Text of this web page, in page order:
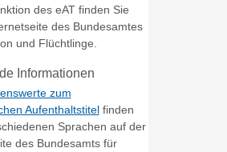
des eAT finden Sie
des Bundesamtes
und Flüchtlinge.
Informationen
zum
Aufenthaltstitelfinden
Sprachen auf der
des Bundesamts für